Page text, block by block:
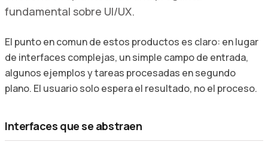
fundamental sobre UI/UX.
El punto en comun de estos productos es claro: en lugar
de interfaces complejas, un simple campo de entrada,
algunos ejemplos y tareas procesadas en segundo
plano. El usuario solo espera el resultado, no el proceso.
Interfaces que se abstraen